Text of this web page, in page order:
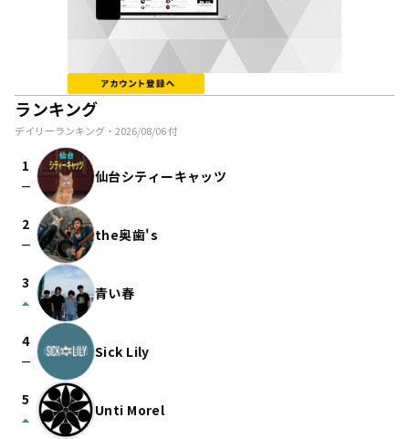
ランキング
デイリーランキング・ 2026/08/06付
1
check_indeterminate_small 仙台シティーキャッツ
2
check_indeterminate_small the奥歯's
3
arrow_drop_up 青い春
4
check_indeterminate_small Sick Lily
5
arrow_drop_up Unti Morel